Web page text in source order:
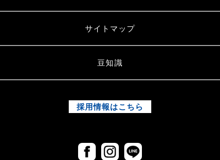
サイトマップ
豆知識
採用情報はこちら